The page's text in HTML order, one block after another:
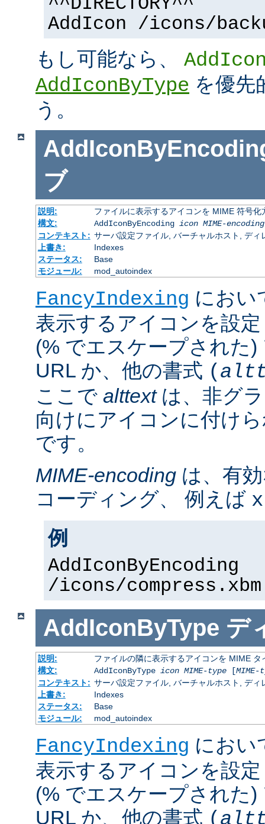
AddIcon /icons/
もし可能なら、
AddIconByType を優先
う。
ブ
説明:
ファイルに表示するアイコンを MIME 符号化
構文:
AddIconByEncoding icon MIME-encoding
コンテキスト: サーバ設定ファイル, バーチャルホスト, ディ
上書き:
Indexes
ステータス:
Base
モジュール:
mod_autoindex
FancyIndexing におい
表示するアイコンを設
(% でエスケープされた
URL か、他の書式 (
ここで alttextは、非グ
向けにアイコンに付け
です。
MIME-encoding は、有
コーディング、 例えば
例
AddIconByEncoding
/icons/
AddIconByType デ
説明:
ファイルの隣に表示するアイコンを MIME タ
構文:
AddIconByType icon MIME-type[MIME-
コンテキスト: サーバ設定ファイル, バーチャルホスト, ディ
上書き:
Indexes
ステータス:
Base
モジュール:
mod_autoindex
FancyIndexing におい
表示するアイコンを設
(% でエスケープされた
URL か、他の書式 (